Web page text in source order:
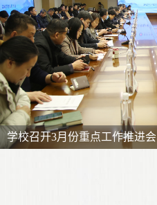
学校召开3月份重点工作推进会